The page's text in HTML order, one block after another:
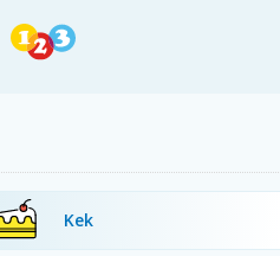
Kek